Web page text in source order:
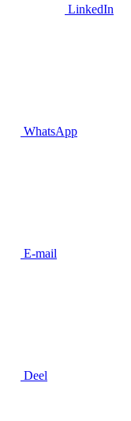
LinkedIn
WhatsApp
E-mail
Deel